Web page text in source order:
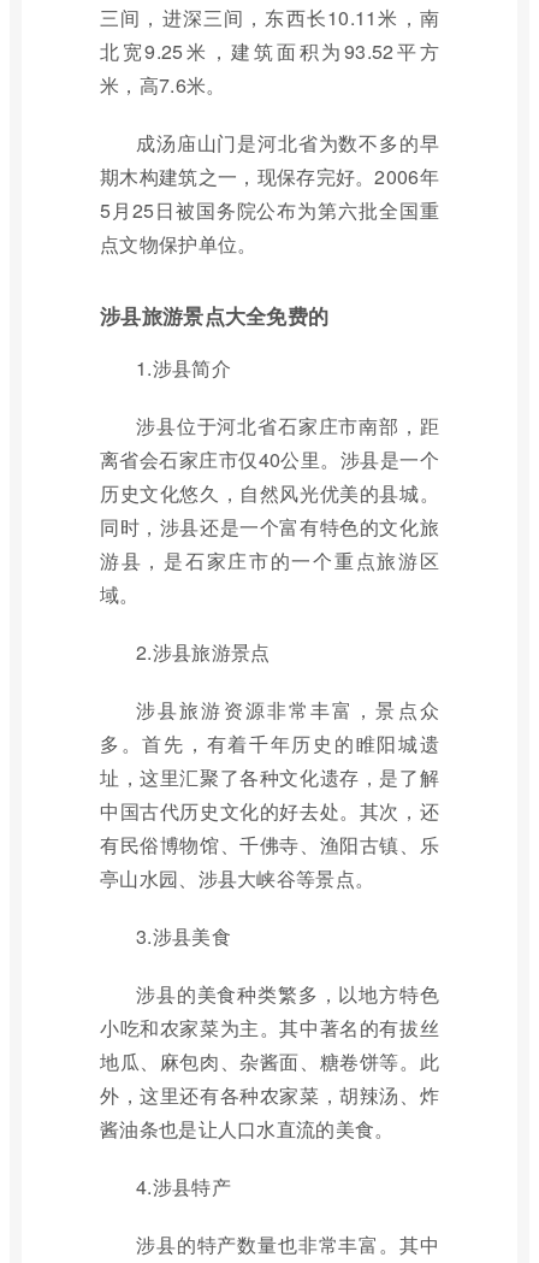
三间，进深三间，东西长10.11米，南
北宽9.25米，建筑面积为93.52平方
米，高7.6米。
成汤庙山门是河北省为数不多的早
期木构建筑之一，现保存完好。2006年
5月25日被国务院公布为第六批全国重
点文物保护单位。
涉县旅游景点大全免费的
1.涉县简介
涉县位于河北省石家庄市南部，距
离省会石家庄市仅40公里。涉县是一个
历史文化悠久，自然风光优美的县城。
同时，涉县还是一个富有特色的文化旅
游县，是石家庄市的一个重点旅游区
域。
2.涉县旅游景点
涉县旅游资源非常丰富，景点众
多。首先，有着千年历史的睢阳城遗
址，这里汇聚了各种文化遗存，是了解
中国古代历史文化的好去处。其次，还
有民俗博物馆、千佛寺、渔阳古镇、乐
亭山水园、涉县大峡谷等景点。
3.涉县美食
涉县的美食种类繁多，以地方特色
小吃和农家菜为主。其中著名的有拔丝
地瓜、麻包肉、杂酱面、糖卷饼等。此
外，这里还有各种农家菜，胡辣汤、炸
酱油条也是让人口水直流的美食。
4.涉县特产
涉县的特产数量也非常丰富。其中